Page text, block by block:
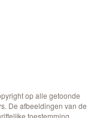
op alle getoonde
De afbeeldingen van de
toestemming.